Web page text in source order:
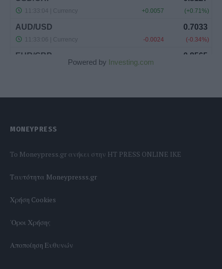
Powered by Investing.com
MONEYPRESS
To Moneypress.gr ανήκει στην HT PRESS ONLINE IKE
Tαυτότητα Moneypresss.gr
Χρήση Cookies
'Οροι Χρήσης
Αποποίηση Ευθυνών